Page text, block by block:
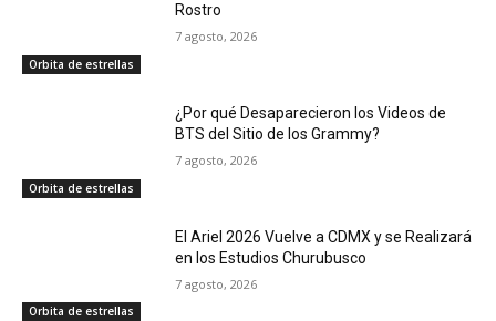
Orbita de estrellas
Rostro
7 agosto, 2026
Orbita de estrellas
¿Por qué Desaparecieron los Videos de
BTS del Sitio de los Grammy?
7 agosto, 2026
Orbita de estrellas
El Ariel 2026 Vuelve a CDMX y se Realizará
en los Estudios Churubusco
7 agosto, 2026